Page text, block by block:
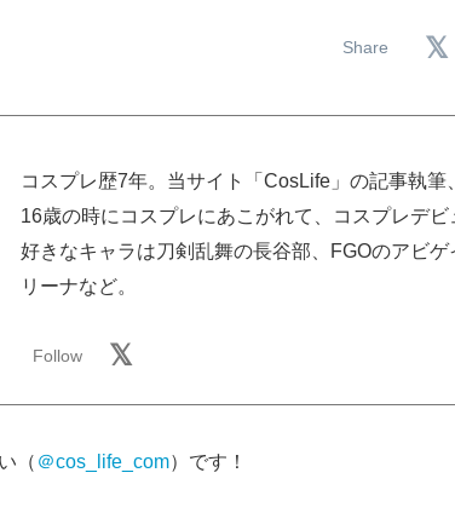
コスプレ歴7年。当サイト「CosLife」の記事執筆
16歳の時にコスプレにあこがれて、コスプレデビ
好きなキャラは刀剣乱舞の長谷部、FGOのアビ
リーナなど。
（ ＠cos_life_com）です！